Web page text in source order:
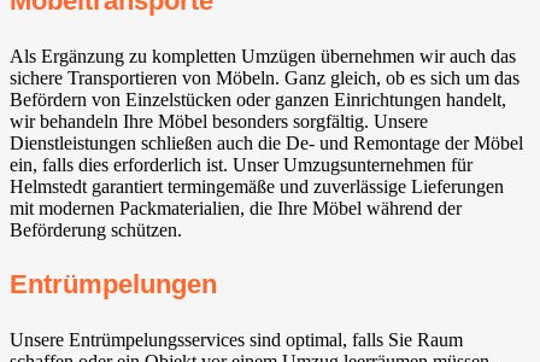
Als Ergänzung zu kompletten Umzügen übernehmen wir auch das
sichere Transportieren von Möbeln. Ganz gleich, ob es sich um das
Befördern von Einzelstücken oder ganzen Einrichtungen handelt,
wir behandeln Ihre Möbel besonders sorgfältig. Unsere
Dienstleistungen schließen auch die De- und Remontage der Möbel
ein, falls dies erforderlich ist. Unser Umzugsunternehmen für
Helmstedt garantiert termingemäße und zuverlässige Lieferungen
mit modernen Packmaterialien, die Ihre Möbel während der
Beförderung schützen.
Entrümpelungen
Unsere Entrümpelungsservices sind optimal, falls Sie Raum